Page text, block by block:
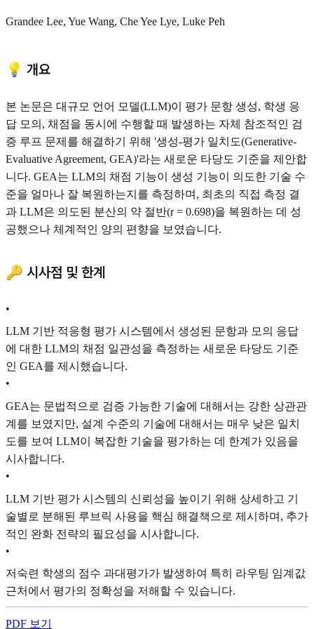
Grandee Lee, Yue Wang, Che Yee Lye, Luke Peh
💡 개요
본 논문은 대규모 언어 모델(LLM)이 평가 문항 생성, 학생 응
답 모의, 채점을 동시에 수행할 때 발생하는 자체 참조적인 검
증 루프 문제를 해결하기 위해 '생성-평가 일치도(Generative-
Evaluative Agreement, GEA)'라는 새로운 타당도 기준을 제안합
니다. GEA는 LLM의 채점 기능이 생성 기능이 의도한 기술 수
준을 얼마나 잘 복원하는지를 측정하며, 최초의 직접 측정 결
과 LLM은 의도된 분산의 약 절반(r = 0.698)을 복원하는 데 성
공했으나 체계적인 양의 편향을 보였습니다.
🔑 시사점 및 한계
•
LLM 기반 적응형 평가 시스템에서 생성된 문항과 모의 응답
에 대한 LLM의 채점 일관성을 측정하는 새로운 타당도 기준
인 GEA를 제시했습니다.
•
GEA는 문법적으로 검증 가능한 기술에 대해서는 강한 상관관
계를 보였지만, 설계 수준의 기술에 대해서는 매우 낮은 일치
도를 보여 LLM이 복잡한 기술을 평가하는 데 한계가 있음을
시사합니다.
•
LLM 기반 평가 시스템의 신뢰성을 높이기 위해 상세하고 기
술별로 분해된 루브릭 사용을 핵심 해결책으로 제시하며, 추가
적인 완화 전략의 필요성을 시사합니다.
•
저숙련 학생의 점수 과대평가가 발생하여 특히 라우팅 임계값
근처에서 평가의 정확성을 저해할 수 있습니다.
PDF 보기